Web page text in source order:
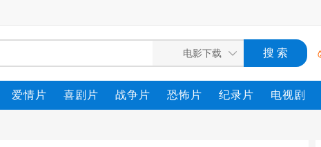
爱情片 喜剧片 战争片 恐怖片 纪录片 电视剧